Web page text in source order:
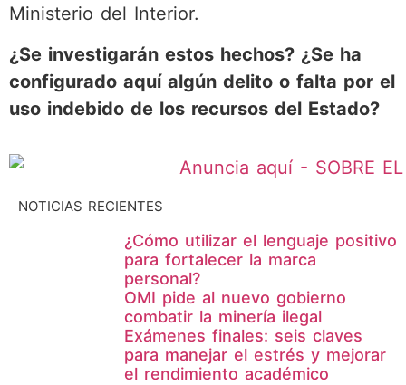
Ministerio del Interior.
¿Se investigarán estos hechos? ¿Se ha
configurado aquí algún delito o falta por el
uso indebido de los recursos del Estado?
NOTICIAS RECIENTES
¿Cómo utilizar el lenguaje positivo
para fortalecer la marca
personal?
OMI pide al nuevo gobierno
combatir la minería ilegal
Exámenes finales: seis claves
para manejar el estrés y mejorar
el rendimiento académico